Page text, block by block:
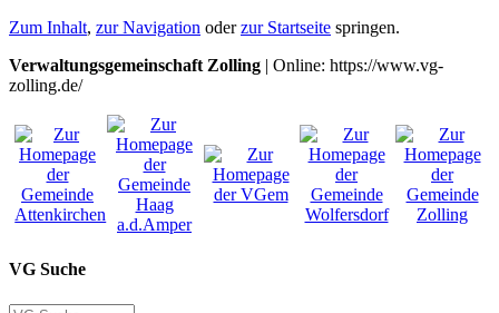
Zum Inhalt, zur Navigation oderzur Startseite springen.
Verwaltungsgemeinschaft Zolling | Online: https://www.vg-
zolling.de/
VG Suche